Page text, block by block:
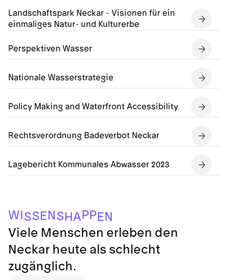
Landschaftspark Neckar - Visionen für ein
einmaliges Natur- und Kulturerbe
Perspektiven Wasser
Nationale Wasserstrategie
Policy Making and Waterfront Accessibility
Rechtsverordnung Badeverbot Neckar
Lagebericht Kommunales Abwasser 2023
WISS ENSHAPPEN
Viele Menschen erleben den
Neckar heute als schlecht
zugänglich.